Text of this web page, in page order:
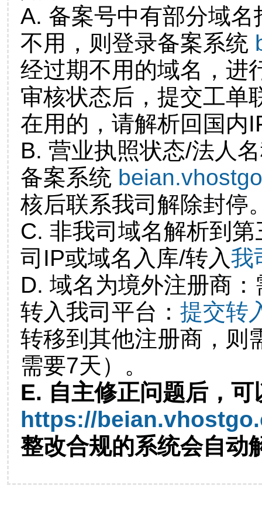
A. 备案号中有部分域
不用，则登录备案系统
经过期不用的域名，进
审核状态后，提交工单
在用的，请解析回国内
B. 营业执照状态/法人
备案系统
核后联系我司解除封停
C. 非我司域名解析到
司IP或域名入库/转入我
D. 域名为境外注册商
转入我司平台： 提交转
转移到其他注册商，则
需要7天）。
E. 自主修正问题后，可
https://
整改合规的系统会自动